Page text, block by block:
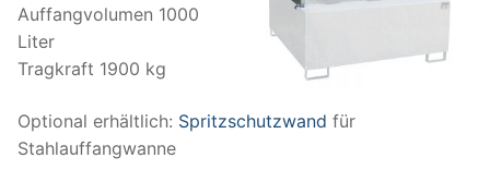
Auffangvolumen 1000
Liter
Tragkraft 1900 kg
Optional erhältlich: Spritzschutzwand für
Stahlauffangwanne